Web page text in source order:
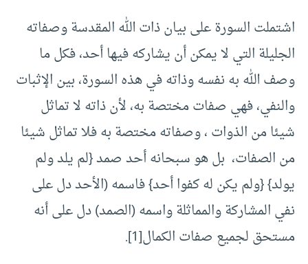
اشتملت السورة على بيان ذات الله المقدسة وصفاته
الجليلة التي لا يمكن أن يشاركه فيها أحد، فكل ما
وصف الله به نفسه وذاته في هذه السورة، بين الإثبات
والنفي، فهي صفات مختصة به، لأن ذاته لا تماثل
شيئا من الذوات ، وصفاته مختصة به فلا تماثل شيئا
من الصفات، بل هو سبحانه أحد صمد {لم يلد ولم
يولد} {ولم يكن له كفوا أحد} فاسمه (الأحد دل على
نفي المشاركة والمماثلة واسمه (الصمد) دل على أنه
مستحق لجميع صفات الكمال[1].